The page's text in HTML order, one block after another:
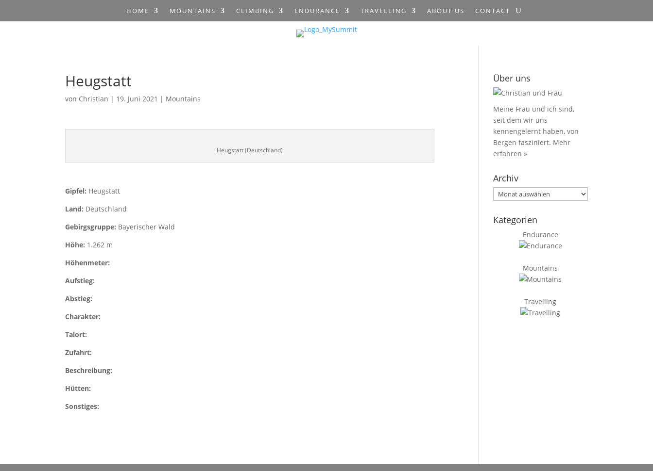
HOME MOUNTAINS CLIMBING ENDURANCE TRAVELLING ABOUT US CONTACT
Heugstatt
von Christian | 19. Juni 2021 | Mountains
Heugstatt (Deutschland)
Gipfel: Heugstatt
Land: Deutschland
Gebirgsgruppe: Bayerischer Wald
Höhe: 1.262 m
Höhenmeter:
Aufstieg:
Abstieg:
Charakter:
Talort:
Zufahrt:
Beschreibung:
Hütten:
Sonstiges:
Über uns
Meine Frau und ich sind,
seit dem wir uns
kennengelernt haben, von
Bergen fasziniert. Mehr
erfahren »
Archiv
Archiv
Kategorien
Endurance
Mountains
Travelling